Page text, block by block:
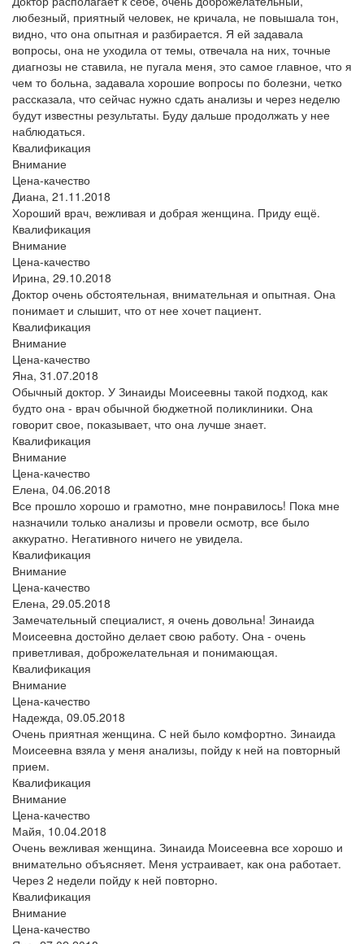
любезный, приятный человек, не кричала, не повышала тон,
видно, что она опытная и разбирается. Я ей задавала
вопросы, она не уходила от темы, отвечала на них, точные
диагнозы не ставила, не пугала меня, это самое главное, что я
чем то больна, задавала хорошие вопросы по болезни, четко
рассказала, что сейчас нужно сдать анализы и через неделю
будут известны результаты. Буду дальше продолжать у нее
наблюдаться.
Квалификация
Внимание
Цена-качество
Диана, 21.11.2018
Хороший врач, вежливая и добрая женщина. Приду ещё.
Квалификация
Внимание
Цена-качество
Ирина, 29.10.2018
Доктор очень обстоятельная, внимательная и опытная. Она
понимает и слышит, что от нее хочет пациент.
Квалификация
Внимание
Цена-качество
Яна, 31.07.2018
Обычный доктор. У Зинаиды Моисеевны такой подход, как
будто она - врач обычной бюджетной поликлиники. Она
говорит свое, показывает, что она лучше знает.
Квалификация
Внимание
Цена-качество
Елена, 04.06.2018
Все прошло хорошо и грамотно, мне понравилось! Пока мне
назначили только анализы и провели осмотр, все было
аккуратно. Негативного ничего не увидела.
Квалификация
Внимание
Цена-качество
Елена, 29.05.2018
Замечательный специалист, я очень довольна! Зинаида
Моисеевна достойно делает свою работу. Она - очень
приветливая, доброжелательная и понимающая.
Квалификация
Внимание
Цена-качество
Надежда, 09.05.2018
Очень приятная женщина. С ней было комфортно. Зинаида
Моисеевна взяла у меня анализы, пойду к ней на повторный
прием.
Квалификация
Внимание
Цена-качество
Майя, 10.04.2018
Очень вежливая женщина. Зинаида Моисеевна все хорошо и
внимательно объясняет. Меня устраивает, как она работает.
Через 2 недели пойду к ней повторно.
Квалификация
Внимание
Цена-качество